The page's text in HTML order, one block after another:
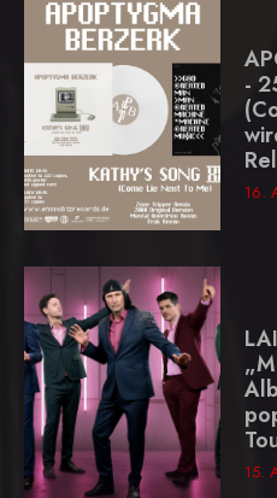
-
16.
15.